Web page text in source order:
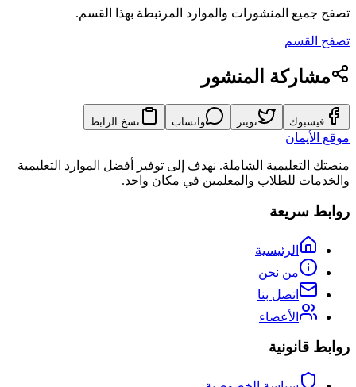
تصفح جميع المنشورات والموارد المرتبطة بهذا القسم.
تصفح القسم
مشاركة المنشور
فيسبوك تويتر واتساب نسخ الرابط
موقع الأيمان
منصتك التعليمية الشاملة. نهدف إلى توفير أفضل الموارد التعليمية
والخدمات للطلاب والمعلمين في مكان واحد.
روابط سريعة
الرئيسية
من نحن
اتصل بنا
الأعضاء
روابط قانونية